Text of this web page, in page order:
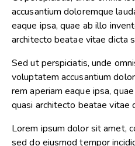
accusantium doloremque
eaque ipsa, quae ab illo
architecto beatae vitae dicta
Sed ut perspiciatis, unde
voluptatem accusantium
rem aperiam eaque ipsa,
quasi architecto beatae vitae
Lorem ipsum dolor sit amet,
sed do eiusmod tempor